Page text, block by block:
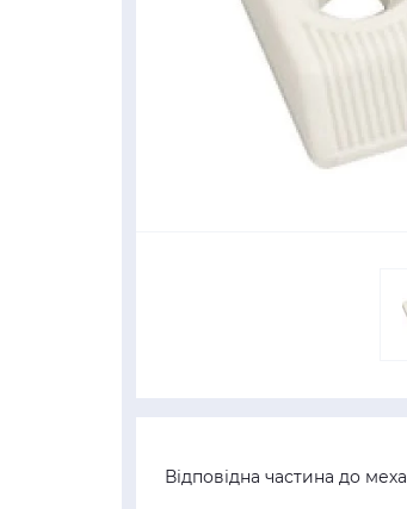
Відповідна частина до